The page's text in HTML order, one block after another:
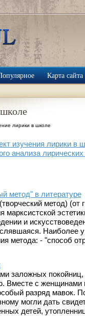
Карта сайта
лирики в школе
изучения лирики в
анализа лирических
метод" в литературе
метод) (от
марксистской
и
Наиболее
метода: - "способ
заложных
Вместе с
разряд мавок.
могли дать
детей,